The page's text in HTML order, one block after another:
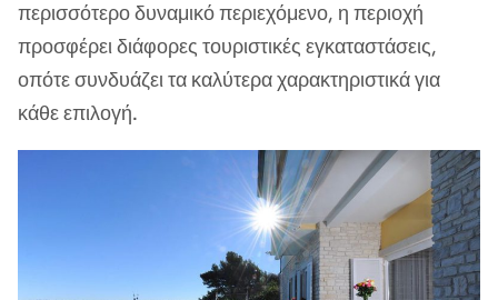
περισσότερο δυναμικό περιεχόμενο, η περιοχή
προσφέρει διάφορες τουριστικές εγκαταστάσεις,
οπότε συνδυάζει τα καλύτερα χαρακτηριστικά για
κάθε επιλογή.